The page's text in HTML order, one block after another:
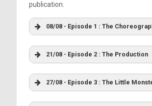
publication.
08/08 - Episode 1 : The
21/08 - Episode 2 : The Production
27/08 - Episode 3 : The Little